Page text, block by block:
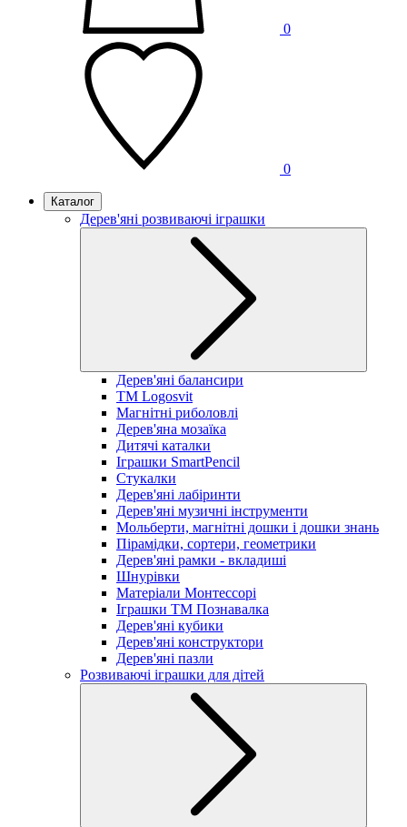
0
0
Каталог
Дерев'яні розвиваючі іграшки
Дерев'яні балансири
TM Logosvit
Магнітні риболовлі
Дерев'яна мозаїка
Дитячі каталки
Іграшки SmartPencil
Стукалки
Дерев'яні лабіринти
Дерев'яні музичні інструменти
Мольберти, магнітні дошки і дошки знань
Пірамідки, сортери, геометрики
Дерев'яні рамки - вкладиші
Шнурівки
Матеріали Монтессорі
Іграшки ТМ Познавалка
Дерев'яні кубики
Дерев'яні конструктори
Дерев'яні пазли
Розвиваючі іграшки для дітей